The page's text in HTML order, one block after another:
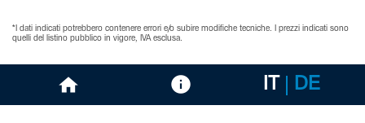
*I dati indicati potrebbero contenere errori e/o subire modifiche tecniche. I prezzi indicati sono
quelli del listino pubblico in vigore, IVA esclusa.
IT DE